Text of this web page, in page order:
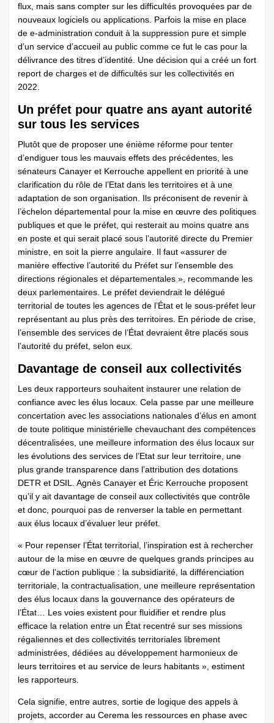
flux, mais sans compter sur les difficultés provoquées par de
nouveaux logiciels ou applications. Parfois la mise en place
de e-administration conduit à la suppression pure et simple
d’un service d’accueil au public comme ce fut le cas pour la
délivrance des titres d’identité. Une décision qui a créé un fort
report de charges et de difficultés sur les collectivités en
2022.
Un préfet pour quatre ans ayant autorité
sur tous les services
Plutôt que de proposer une énième réforme pour tenter
d’endiguer tous les mauvais effets des précédentes, les
sénateurs Canayer et Kerrouche appellent en priorité à une
clarification du rôle de l’Etat dans les territoires et à une
adaptation de son organisation. Ils préconisent de revenir à
l’échelon départemental pour la mise en œuvre des politiques
publiques et que le préfet, qui resterait au moins quatre ans
en poste et qui serait placé sous l’autorité directe du Premier
ministre, en soit la pierre angulaire. Il faut «assurer de
manière effective l’autorité du Préfet sur l’ensemble des
directions régionales et départementales », recommande les
deux parlementaires. Le préfet deviendrait le délégué
territorial de toutes les agences de l’État et le sous-préfet leur
représentant au plus près des territoires. En période de crise,
l’ensemble des services de l’État devraient être placés sous
l’autorité du préfet, selon eux.
Davantage de conseil aux collectivités
Les deux rapporteurs souhaitent instaurer une relation de
confiance avec les élus locaux. Cela passe par une meilleure
concertation avec les associations nationales d’élus en amont
de toute politique ministérielle chevauchant des compétences
décentralisées, une meilleure information des élus locaux sur
les évolutions des services de l’Etat sur leur territoire, une
plus grande transparence dans l’attribution des dotations
DETR et DSIL. Agnès Canayer et Éric Kerrouche proposent
qu’il y ait davantage de conseil aux collectivités que contrôle
et donc, pourquoi pas de renverser la table en permettant
aux élus locaux d’évaluer leur préfet.
« Pour repenser l’État territorial, l’inspiration est à rechercher
autour de la mise en œuvre de quelques grands principes au
cœur de l’action publique : la subsidiarité, la différenciation
territoriale, la contractualisation, une meilleure représentation
des élus locaux dans la gouvernance des opérateurs de
l’État… Les voies existent pour fluidifier et rendre plus
efficace la relation entre un État recentré sur ses missions
régaliennes et des collectivités territoriales librement
administrées, dédiées au développement harmonieux de
leurs territoires et au service de leurs habitants », estiment
les rapporteurs.
Cela signifie, entre autres, sortie de logique des appels à
projets, accorder au Cerema les ressources en phase avec